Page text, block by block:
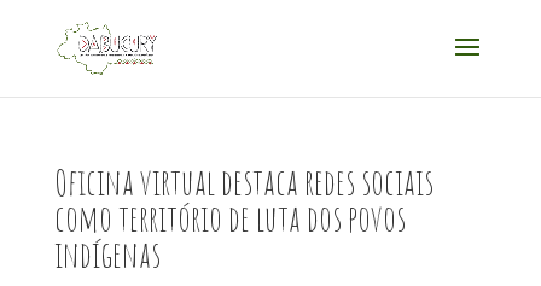
conteúdo
navegação
Oficina virtual destaca redes sociais
como território de luta dos povos
indígenas